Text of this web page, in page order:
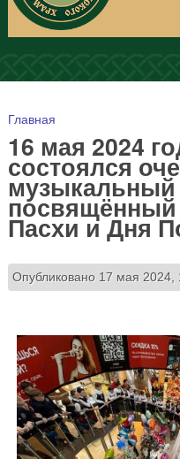
Вы здесь
Главная
16 мая 2024
состоялся
посвящённый
Пасхи и Дня
Опубликовано 17 мая 2024,